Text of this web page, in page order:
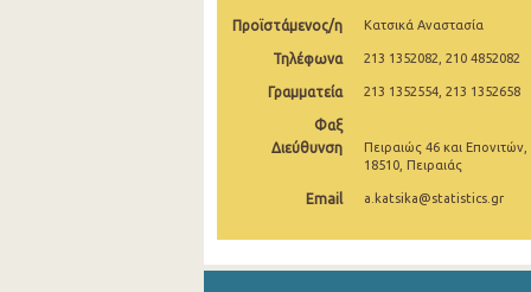
1o Τρίμηνο 2023
3o Τρίμηνο 2022
2o Τρίμηνο 2022
1o Τρίμηνο 2022
4o Τρίμηνο 2021
Προϊστάμενος/η Κατσικά Αναστασία
Τηλέφωνα 213 1352082, 210 4852082
Γραμματεία 213 1352554, 213 1352658
Φαξ
Διεύθυνση
Πειραιώς 46 και
18510, Πειραιάς
Email a.katsika@statistics.gr